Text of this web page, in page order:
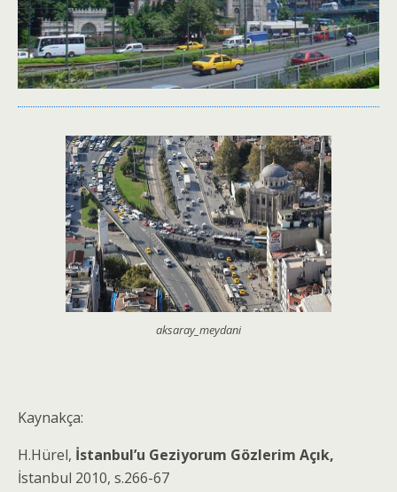
aksaray_meydani
Kaynakça:
H.Hürel, İstanbul’u Geziyorum Gözlerim Açık,
İstanbul 2010, s.266-67